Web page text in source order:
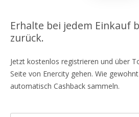
Erhalte bei jedem Einkauf
zurück.
Jetzt kostenlos registrieren und über
Seite von Enercity gehen. Wie
automatisch Cashback sammeln.